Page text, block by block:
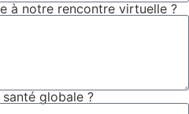
à notre rencontre virtuelle ?
globale ?